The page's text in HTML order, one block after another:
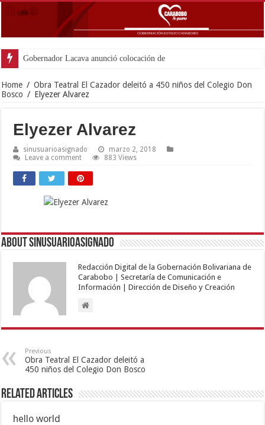
Gobernador Lacava anunció colocación de más de mil 500
Home / Obra Teatral El Cazador deleitó a 450 niños del Colegio Don
Bosco / Elyezer Alvarez
Elyezer Alvarez
sinusuarioasignado
marzo 2, 2018
Leave a comment
883 Views
About sinusuarioasignado
Redacción Digital de la Gobernación Bolivariana de
Carabobo | Secretaría de Comunicación e
Información | Dirección de Diseño y Creación
Previous
Obra Teatral El Cazador deleitó a
450 niños del Colegio Don Bosco
Related Articles
hello world